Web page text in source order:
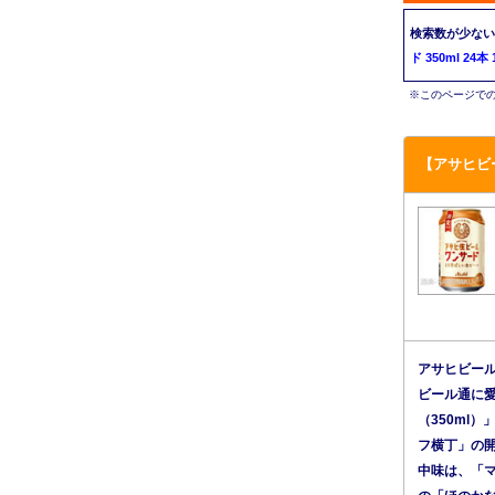
検索数が少な
ド 350ml 24本
※このページで
【アサヒ
アサヒビー
ビール通に
（350ml）
フ横丁」の
中味は、「